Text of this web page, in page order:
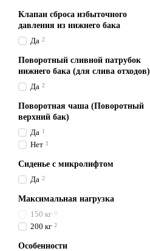
Клапан сброса избыточного
давления из нижнего бака
Да 2
Поворотный сливной патрубок
нижнего бака (для слива отходов)
Да 2
Поворотная чаша (Поворотный
верхний бак)
Да 1
Нет 1
Сиденье с микролифтом
Да 2
Максимальная нагрузка
150 кг 0
200 кг 2
Особенности